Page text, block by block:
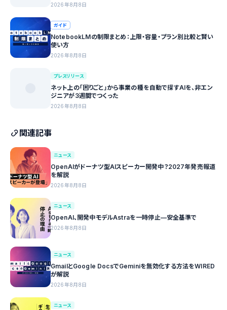
2026年8月8日
ガイド
NotebookLMの制限まとめ：上限・容量・プラン別比較と賢い
使い方
2026年8月8日
プレスリリース
ネット上の「困りごと」から事業の種を自動で探すAIを、非エン
ジニアが3週間でつくった
2026年8月8日
関連記事
ニュース
OpenAIがドーナツ型AIスピーカー開発中？2027年発売報道
を解説
2026年8月8日
ニュース
OpenAI、開発中モデルAstraを一時停止—安全基準で
2026年8月8日
ニュース
GmailとGoogle DocsでGeminiを無効化する方法をWIRED
が解説
2026年8月8日
ニュース